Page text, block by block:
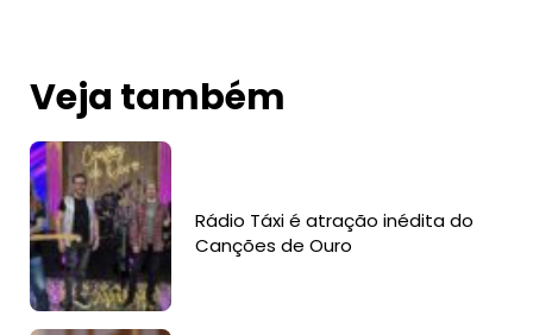
Veja também
Rádio Táxi é atração inédita do
Canções de Ouro